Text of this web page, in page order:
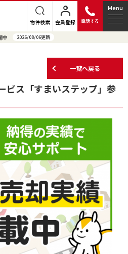
物件検索 会員登録 電話する
Menu
中 2026/08/06更新
一覧へ戻る
ビス「すまいステップ」参